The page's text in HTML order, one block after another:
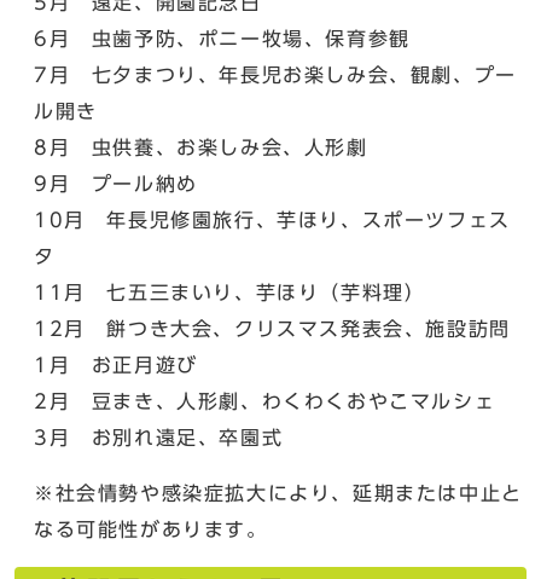
6月 虫歯予防、ポニー牧場、保育参観
7月 七夕まつり、年長児お楽しみ会、観劇、プー
ル開き
8月 虫供養、お楽しみ会、人形劇
9月 プール納め
10月 年長児修園旅行、芋ほり、スポーツフェス
タ
11月 七五三まいり、芋ほり（芋料理）
12月 餅つき大会、クリスマス発表会、施設訪問
1月 お正月遊び
2月 豆まき、人形劇、わくわくおやこマルシェ
3月 お別れ遠足、卒園式
※社会情勢や感染症拡大により、延期または中止と
なる可能性があります。